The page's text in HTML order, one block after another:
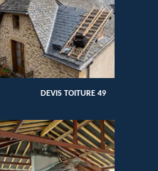
DEVIS TOITURE 49